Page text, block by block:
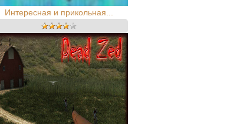
Интересная и прикольная...